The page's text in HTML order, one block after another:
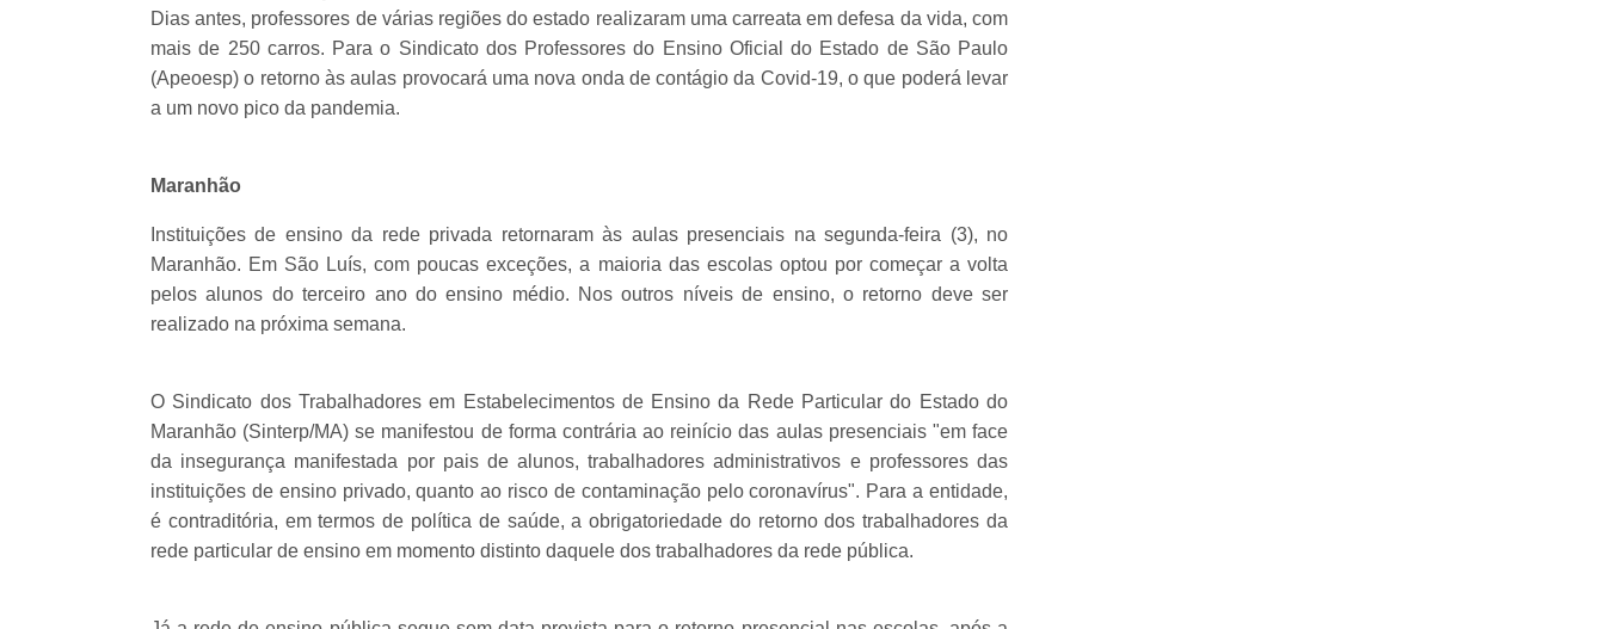
Dias antes, professores de várias regiões do estado realizaram uma carreata em defesa da vida, com
mais de 250 carros. Para o Sindicato dos Professores do Ensino Oficial do Estado de São Paulo
(Apeoesp) o retorno às aulas provocará uma nova onda de contágio da Covid-19, o que poderá levar
a um novo pico da pandemia.
Maranhão
Instituições de ensino da rede privada retornaram às aulas presenciais na segunda-feira (3), no
Maranhão. Em São Luís, com poucas exceções, a maioria das escolas optou por começar a volta
pelos alunos do terceiro ano do ensino médio. Nos outros níveis de ensino, o retorno deve ser
realizado na próxima semana.
O Sindicato dos Trabalhadores em Estabelecimentos de Ensino da Rede Particular do Estado do
Maranhão (Sinterp/MA) se manifestou de forma contrária ao reinício das aulas presenciais "em face
da insegurança manifestada por pais de alunos, trabalhadores administrativos e professores das
instituições de ensino privado, quanto ao risco de contaminação pelo coronavírus". Para a entidade,
é contraditória, em termos de política de saúde, a obrigatoriedade do retorno dos trabalhadores da
rede particular de ensino em momento distinto daquele dos trabalhadores da rede pública.